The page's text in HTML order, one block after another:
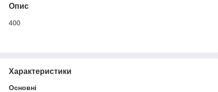
Опис
400
Характеристики
Основні